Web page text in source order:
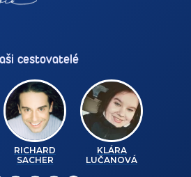
cestovatelé
RICHARD
SACHER
KLÁRA
LUČANOVÁ